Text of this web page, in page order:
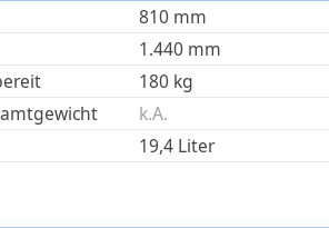
810 mm
1.440 mm
180 kg
k.A.
19,4 Liter